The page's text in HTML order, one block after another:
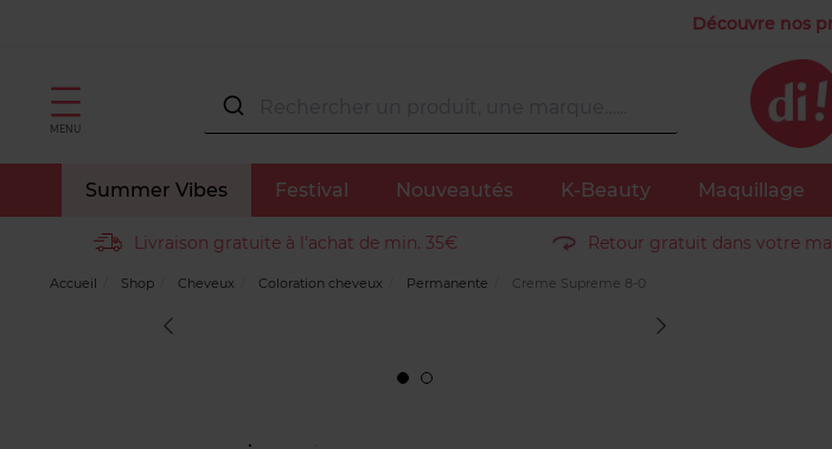
Découvre nos
MENU
Summer Vibes Festival Nouveautés K-Beauty Maquillage
Livraison gratuite à l'achat de min. 35€ Retour gratuit dans votre
Accueil Shop Cheveux Coloration cheveux Permanente Creme Supreme 8-0